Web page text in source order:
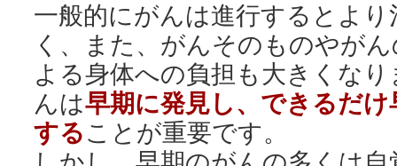
一般的にがんは進行するとより
く、また、がんそのものやが
よる身体への負担も大きくな
んは早期に発見し、できるだけ
することが重要です。